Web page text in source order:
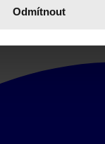
Odmítnout